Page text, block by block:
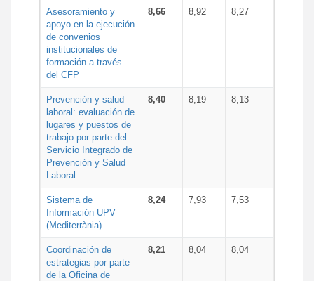
Asesoramiento y
apoyo en la ejecución
de convenios
institucionales de
formación a través
del CFP
8,66 8,92 8,27
Prevención y salud
laboral: evaluación de
lugares y puestos de
trabajo por parte del
Servicio Integrado de
Prevención y Salud
Laboral
8,40 8,19 8,13
Sistema de
Información UPV
(Mediterrània)
8,24 7,93 7,53
Coordinación de
estrategias por parte
de la Oficina de
8,21 8,04 8,04